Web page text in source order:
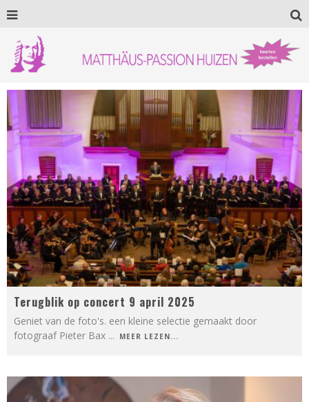
Terugblik op concert 9 april 2025
Geniet van de foto's. een kleine selectie gemaakt door
fotograaf Pieter Bax ... MEER LEZEN...